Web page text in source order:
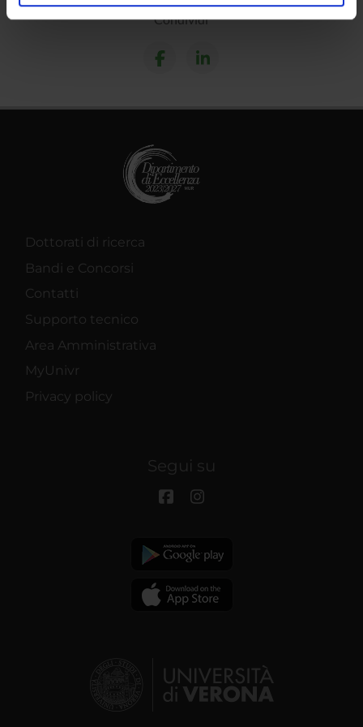
analizzare il nostro traffico. Condividiamo inoltre
informazioni sul modo in cui utilizzi il nostro sito con i
pubblicità e social media, i quali potrebbero combinarle
Condividi
Dottorati di ricerca
Bandi e Concorsi
Contatti
Supporto tecnico
Area Amministrativa
MyUnivr
Privacy policy
Segui su